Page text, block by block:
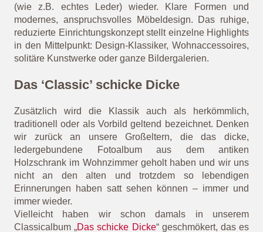
(wie z.B. echtes Leder) wieder. Klare Formen und
modernes, anspruchsvolles Möbeldesign. Das ruhige,
reduzierte Einrichtungskonzept stellt einzelne Highlights
in den Mittelpunkt: Design-Klassiker, Wohnaccessoires,
solitäre Kunstwerke oder ganze Bildergalerien.
Das ‘Classic’ schicke Dicke
Zusätzlich wird die Klassik auch als herkömmlich,
traditionell oder als Vorbild geltend bezeichnet. Denken
wir zurück an unsere Großeltern, die das dicke,
ledergebundene Fotoalbum aus dem antiken
Holzschrank im Wohnzimmer geholt haben und wir uns
nicht an den alten und trotzdem so lebendigen
Erinnerungen haben satt sehen können – immer und
immer wieder.
Vielleicht haben wir schon damals in unserem
Classicalbum „Das schicke Dicke“ geschmökert, das es